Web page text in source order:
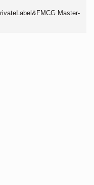
Master-